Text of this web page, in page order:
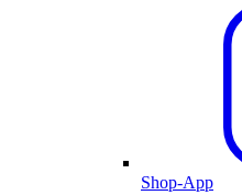
Shop-App